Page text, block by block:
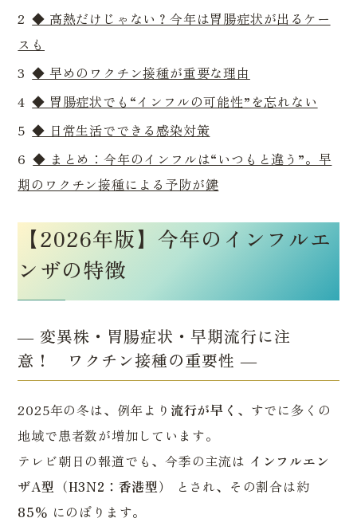
2 ◆ 高熱だけじゃない？今年は胃腸症状が出るケー
スも
3 ◆ 早めのワクチン接種が重要な理由
4 ◆ 胃腸症状でも“インフルの可能性”を忘れない
5 ◆ 日常生活でできる感染対策
6 ◆ まとめ：今年のインフルは“いつもと違う”。早
期のワクチン接種による予防が鍵
【2026年版】今年のインフルエ
ンザの特徴
― 変異株・胃腸症状・早期流行に注
意！ ワクチン接種の重要性 ―
2025年の冬は、例年より 流行が早く 、すでに多くの
地域で患者数が増加しています。
テレビ朝日の報道でも、今季の主流は インフルエン
ザA型（H3N2：香港型）
とされ、その割合は約
85％ にのぼります。